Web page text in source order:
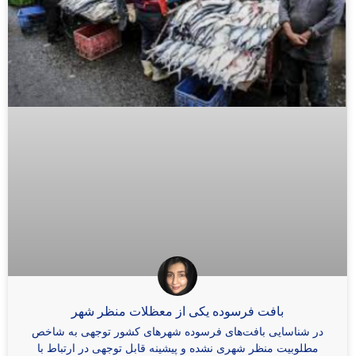
بافت فرسوده یکی از معظلات منظر شهر
در شناسایی بافت‌های فرسوده شهرهای کشور توجهی به شاخص
مطلوبیت منظر شهری نشده و پیشینه قابل توجهی در ارتباط با